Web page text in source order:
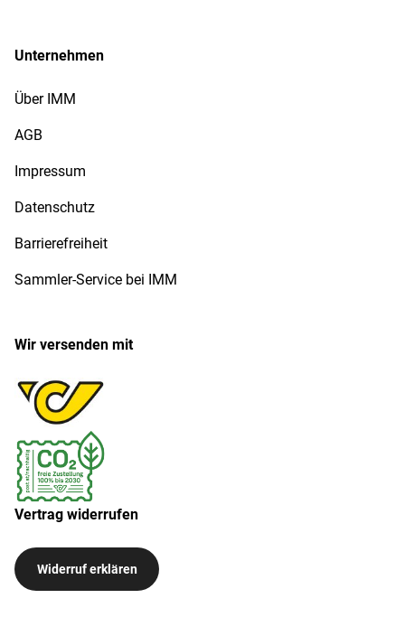
Unternehmen
Über IMM
AGB
Impressum
Datenschutz
Barrierefreiheit
Sammler-Service bei IMM
Wir versenden mit
Vertrag widerrufen
Widerruf erklären